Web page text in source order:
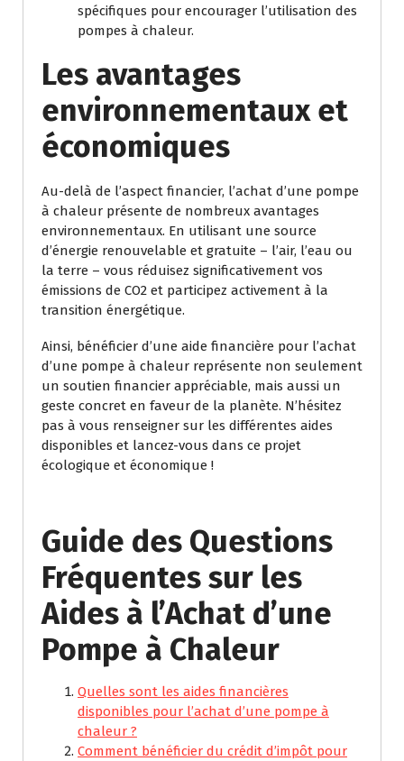
spécifiques pour encourager l’utilisation des
pompes à chaleur.
Les avantages
environnementaux et
économiques
Au-delà de l’aspect financier, l’achat d’une pompe
à chaleur présente de nombreux avantages
environnementaux. En utilisant une source
d’énergie renouvelable et gratuite – l’air, l’eau ou
la terre – vous réduisez significativement vos
émissions de CO2 et participez activement à la
transition énergétique.
Ainsi, bénéficier d’une aide financière pour l’achat
d’une pompe à chaleur représente non seulement
un soutien financier appréciable, mais aussi un
geste concret en faveur de la planète. N’hésitez
pas à vous renseigner sur les différentes aides
disponibles et lancez-vous dans ce projet
écologique et économique !
Guide des Questions
Fréquentes sur les
Aides à l’Achat d’une
Pompe à Chaleur
Quelles sont les aides financières
disponibles pour l’achat d’une pompe à
chaleur ?
Comment bénéficier du crédit d’impôt pour